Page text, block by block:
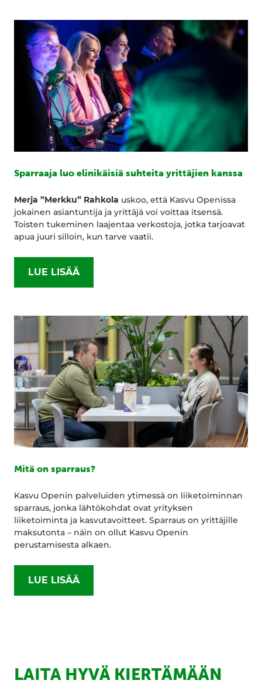
Sparraaja luo elinikäisiä suhteita yrittäjien kanssa
Merja ”Merkku” Rahkola uskoo, että Kasvu Openissa
jokainen asiantuntija ja yrittäjä voi voittaa itsensä.
Toisten tukeminen laajentaa verkostoja, jotka tarjoavat
apua juuri silloin, kun tarve vaatii.
LUE LISÄÄ
Mitä on sparraus?
Kasvu Openin palveluiden ytimessä on liiketoiminnan
sparraus, jonka lähtökohdat ovat yrityksen
liiketoiminta ja kasvutavoitteet. Sparraus on yrittäjille
maksutonta – näin on ollut Kasvu Openin
perustamisesta alkaen.
LUE LISÄÄ
LAITA HYVÄ KIERTÄMÄÄN